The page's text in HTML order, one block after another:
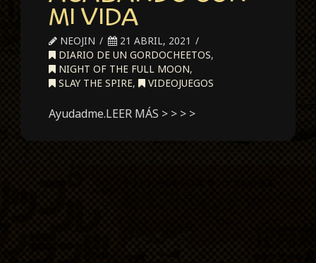
MI VIDA
NEOJIN
21 ABRIL, 2021
DIARIO DE UN GORDOCHEETOS,
NIGHT OF THE FULL MOON,
SLAY THE SPIRE, VIDEOJUEGOS
Ayudadme.LEER MÁS > > > >